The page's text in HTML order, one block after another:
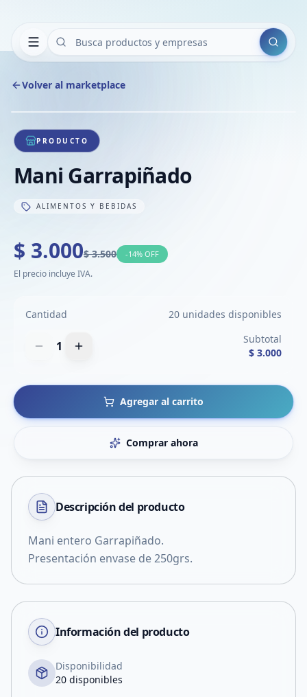
Buscar
Volver al marketplace
1/1
PRODUCTO
Mani Garrapiñado
ALIMENTOS Y BEBIDAS
$ 3.000$ 3.500 -14% OFF
El precio incluye IVA.
Cantidad 20 unidades disponibles
1
Subtotal
$ 3.000
Agregar al carrito
Comprar ahora
Descripción del producto
Mani entero Garrapiñado.
Presentación envase de 250grs.
Información del producto
Disponibilidad
20 disponibles